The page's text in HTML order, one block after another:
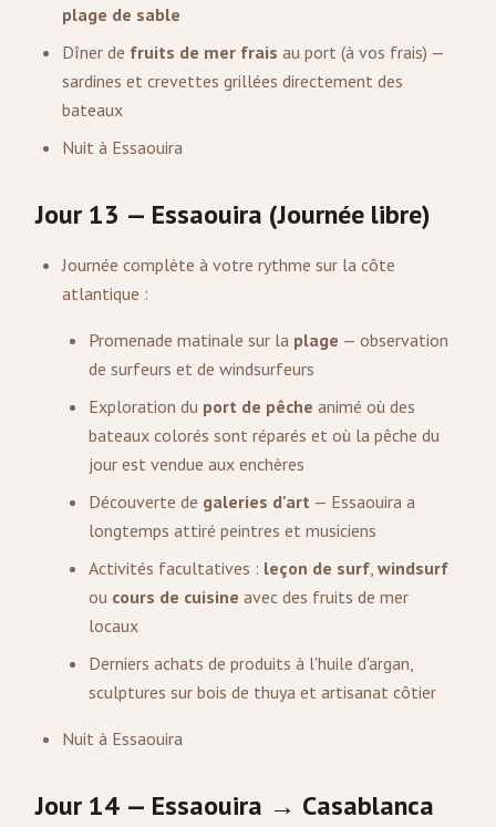
plage de sable
Dîner de fruits de mer frais au port (à vos frais) —
sardines et crevettes grillées directement des
bateaux
Nuit à Essaouira
Jour 13 — Essaouira (Journée libre)
Journée complète à votre rythme sur la côte
atlantique :
Promenade matinale sur la plage — observation
de surfeurs et de windsurfeurs
Exploration du port de pêche animé où des
bateaux colorés sont réparés et où la pêche du
jour est vendue aux enchères
Découverte de galeries d'art — Essaouira a
longtemps attiré peintres et musiciens
Activités facultatives : leçon de surf, windsurf
ou cours de cuisine avec des fruits de mer
locaux
Derniers achats de produits à l'huile d'argan,
sculptures sur bois de thuya et artisanat côtier
Nuit à Essaouira
Jour 14 — Essaouira → Casablanca